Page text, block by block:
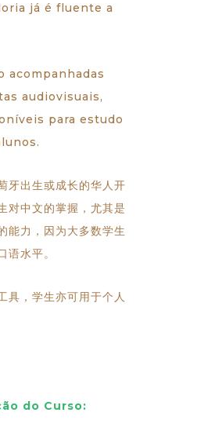
já é fluente a
acompanhadas
audiovisuais,
para estudo
牙出生或成长的华人开
对中文的掌握，尤其是
能力，因为大多数学生
语水平。
具，学生亦可用于个人
do Curso: